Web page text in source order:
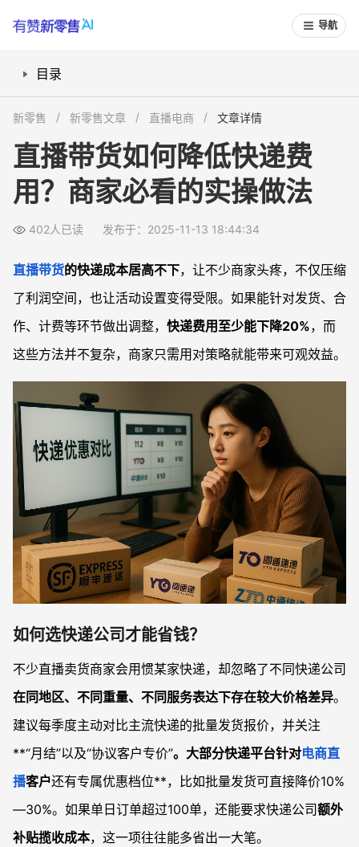
导航
目录
包邮活动可以怎么设计降低压力？
发货地怎样调整最省运费？
常见问题
直播卖货快递费太高怎么办？
新零售 新零售文章 直播电商 文章详情
直播带货如何降低快递费
用？商家必看的实操做法
402人已读 发布于：2025-11-13 18:44:34
直播带货的快递成本居高不下，让不少商家头疼，不仅压缩
了利润空间，也让活动设置变得受限。如果能针对发货、合
作、计费等环节做出调整， 快递费用至少能下降20%，而
这些方法并不复杂，商家只需用对策略就能带来可观效益。
如何选快递公司才能省钱？
不少直播卖货商家会用惯某家快递，却忽略了不同快递公司
在同地区、不同重量、不同服务表达下存在较大价格差异。
建议每季度主动对比主流快递的批量发货报价，并关注
**“月结”以及“协议客户专价”。大部分快递平台针对电商直
播客户还有专属优惠档位**，比如批量发货可直接降价10%
—30%。如果单日订单超过100单，还能要求快递公司额外
补贴揽收成本，这一项往往能多省出一大笔。